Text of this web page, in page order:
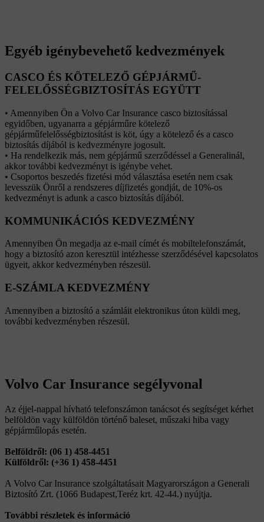
Egyéb igénybevehető kedvezmények
CASCO ÉS KÖTELEZŐ GÉPJÁRMŰ-
FELELŐSSÉGBIZTOSÍTÁS EGYÜTT
• Amennyiben Ön a Volvo Car Insurance casco biztosítással
egyidőben, ugyanarra a gépjárműre kötelező
gépjárműfelelősségbiztosítást is köt, úgy a kötelező és a casco
biztosítás díjából is kedvezményre jogosult.
• Ha rendelkezik más, nem gépjármű szerződéssel a Generalinál,
akkor további kedvezményt is igénybe vehet.
• Csoportos beszedés fizetési mód választása esetén nem csak
levesszük Önről a rendszeres díjfizetés gondját, de 10%-os
kedvezményt is adunk a casco biztosítás díjából.
KOMMUNIKÁCIÓS KEDVEZMÉNY
Amennyiben Ön megadja az e-mail címét és mobiltelefonszámát,
hogy a biztosító azon keresztül intézhesse szerződésével kapcsolatos
ügyeit, akkor kedvezményben részesül.
E-SZÁMLA KEDVEZMÉNY
Amennyiben a biztosító a számláit elektronikus úton küldi meg,
további kedvezményben részesül.
Volvo Car Insurance segélyvonal
Az éjjel-nappal hívható telefonszámon tanácsot és segítséget kérhet
belföldön vagy külföldön történő baleset, műszaki hiba vagy
gépjárműlopás esetén.
Belföldről: (06 1) 458-4451
Külföldről: (+36 1) 458-4451
A Volvo Car Insurance szolgáltatásait Magyarországon a Generali
Biztosító Zrt. (1066 Budapest,Teréz krt. 42-44.) nyújtja.
További részletek és információ